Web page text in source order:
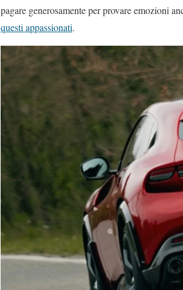
pagare generosamente per provare emozioni
questi appassionati.